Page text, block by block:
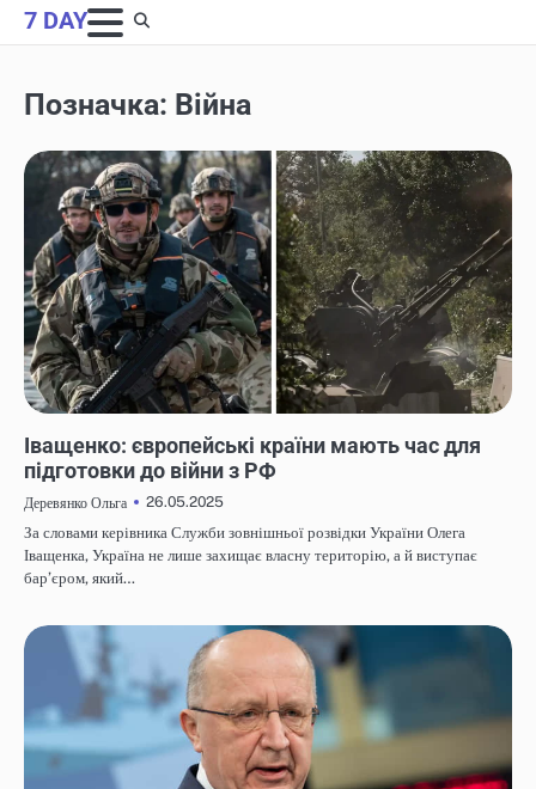
Skip
to
7 DAY
Позначка: Війна
Іващенко: європейські країни мають час для
підготовки до війни з РФ
Деревянко Ольга
26.05.2025
За словами керівника Служби зовнішньої розвідки України Олега
Іващенка, Україна не лише захищає власну територію, а й виступає
бар’єром, який…